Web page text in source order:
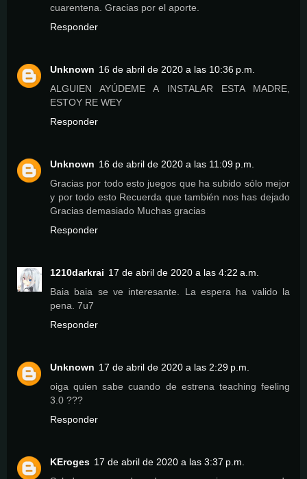
cuarentena. Gracias por el aporte.
Responder
Unknown 16 de abril de 2020 a las 10:36 p.m.
ALGUIEN AYÚDEME A INSTALAR ESTA MADRE,
ESTOY RE WEY
Responder
Unknown 16 de abril de 2020 a las 11:09 p.m.
Gracias por todo esto juegos que ha subido sólo mejor
y por todo esto Recuerda que también nos has dejado
Gracias demasiado Muchas gracias
Responder
1210darkrai 17 de abril de 2020 a las 4:22 a.m.
Baia baia se ve interesante. La espera ha valido la
pena. 7u7
Responder
Unknown 17 de abril de 2020 a las 2:29 p.m.
oiga quien sabe cuando de estrena teaching feeling
3.0 ???
Responder
KEroges 17 de abril de 2020 a las 3:37 p.m.